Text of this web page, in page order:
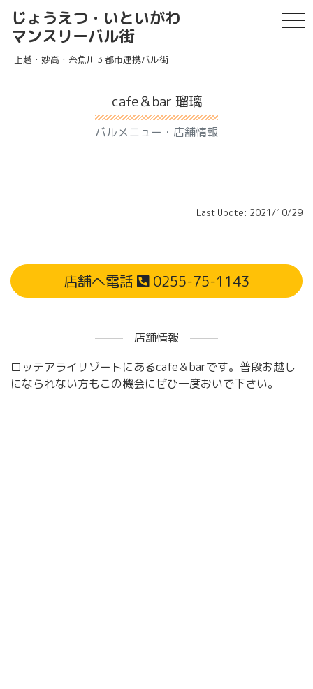
じょうえつ・いといがわ
マンスリーバル街
上越・妙高・糸魚川３都市連携バル街
cafe＆bar 瑠璃
バルメニュー・店舗情報
Last Updte: 2021/10/29
店舗へ電話 0255-75-1143
店舗情報
ロッテアライリゾートにあるcafe＆barです。普段お越し
になられない方もこの機会にぜひ一度おいで下さい。